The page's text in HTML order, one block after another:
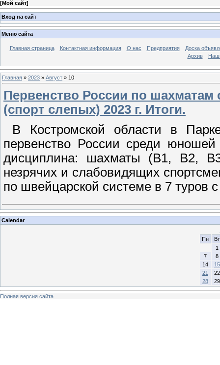
[Мой сайт]
Вход на сайт
Меню сайта
Главная страница Контактная информация О нас Предприятия
Доска
Архив
Главная » 2023 » Август » 10
Первенство России по
(спорт слепых) 2023 г. Итоги.
В Костромcкой области в
первенство России среди
дисциплина: шахматы (В1, В2,
незрячих и слабовидящих
по швейцарской системе в 7
Calendar
Пн
Вт
1
7
8
14
15
21
22
28
29
Полная версия сайта